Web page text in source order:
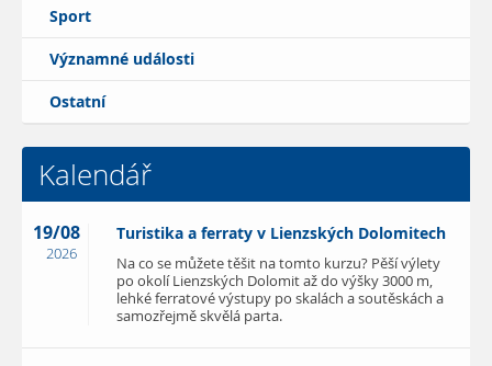
Sport
Významné události
Ostatní
Kalendář
19/08
2026
Turistika a ferraty v Lienzských Dolomitech
Na co se můžete těšit na tomto kurzu? Pěší výlety
po okolí Lienzských Dolomit až do výšky 3000 m,
lehké ferratové výstupy po skalách a soutěskách a
samozřejmě skvělá parta.